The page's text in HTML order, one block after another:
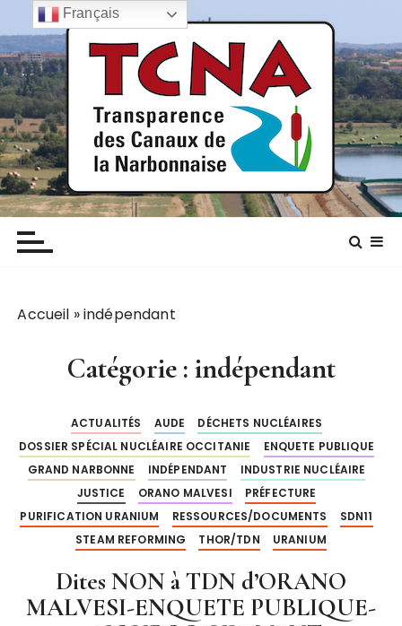
a
s
s
e
r
a
u
c
o TCNA NARBONNE
Transparence des canaux de la narbonnaise
Accueil »indépendant
Catégorie : indépendant
ACTUALITÉS AUDE
DÉCHETS NUCLÉAIRES
DOSSIER SPÉCIAL NUCLÉAIRE OCCITANIE
ENQUETE PUBLIQUE
GRAND NARBONNE
INDÉPENDANT
INDUSTRIE NUCLÉAIRE
JUSTICE
ORANO MALVESI
PRÉFECTURE
PURIFICATION URANIUM
RESSOURCES/DOCUMENTS
SDN11
STEAM REFORMING
THOR/TDN URANIUM
Dites NON à TDN d’ORANO
MALVESI-ENQUETE PUBLIQUE-
Français